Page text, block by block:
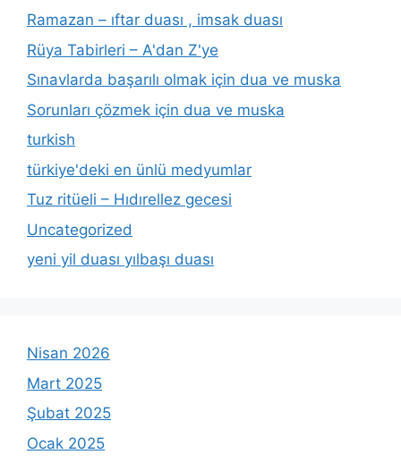
Ramazan – ıftar duası , imsak duası
Rüya Tabirleri – A'dan Z'ye
Sınavlarda başarılı olmak için dua ve muska
Sorunları çözmek için dua ve muska
turkish
türkiye'deki en ünlü medyumlar
Tuz ritüeli – Hıdırellez gecesi
Uncategorized
yeni yil duası yılbaşı duası
Nisan 2026
Mart 2025
Şubat 2025
Ocak 2025